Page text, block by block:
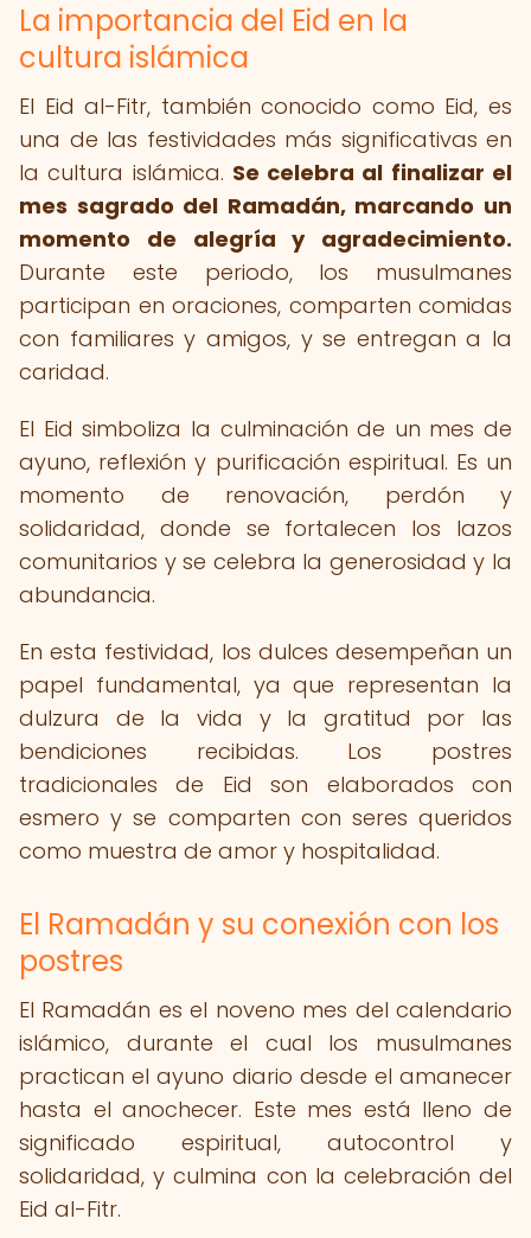
La importancia del Eid en la
cultura islámica
El Eid al-Fitr, también conocido como Eid, es
una de las festividades más significativas en
la cultura islámica. Se celebra al finalizar el
mes sagrado del Ramadán, marcando un
momento de alegría y agradecimiento.
Durante este periodo, los musulmanes
participan en oraciones, comparten comidas
con familiares y amigos, y se entregan a la
caridad.
El Eid simboliza la culminación de un mes de
ayuno, reflexión y purificación espiritual. Es un
momento de renovación, perdón y
solidaridad, donde se fortalecen los lazos
comunitarios y se celebra la generosidad y la
abundancia.
En esta festividad, los dulces desempeñan un
papel fundamental, ya que representan la
dulzura de la vida y la gratitud por las
bendiciones recibidas. Los postres
tradicionales de Eid son elaborados con
esmero y se comparten con seres queridos
como muestra de amor y hospitalidad.
El Ramadán y su conexión con los
postres
El Ramadán es el noveno mes del calendario
islámico, durante el cual los musulmanes
practican el ayuno diario desde el amanecer
hasta el anochecer. Este mes está lleno de
significado espiritual, autocontrol y
solidaridad, y culmina con la celebración del
Eid al-Fitr.